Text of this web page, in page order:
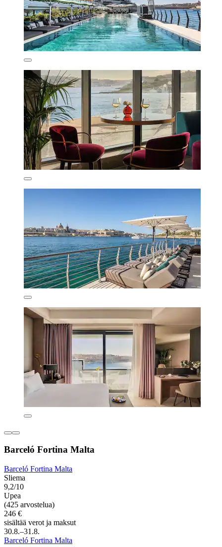
Barceló Fortina Malta
Barceló Fortina Malta
Sliema
9,2/10
Upea
(425 arvostelua)
246 €
sisältää verot ja maksut
30.8.–31.8.
Barceló Fortina Malta